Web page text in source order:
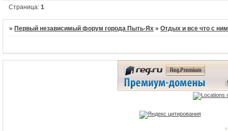
Страница:1
»Первый независимый форум города Пыть-Ях »Отдых и все что с